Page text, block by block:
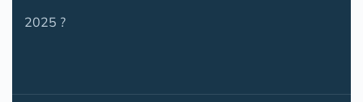
2025 ?